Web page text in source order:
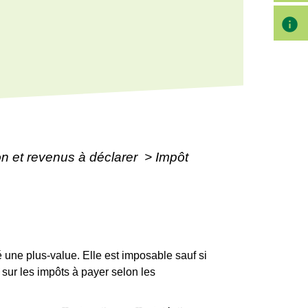
et revenus à déclarer > Impôt
plus-value. Elle est imposable sauf si
sur les impôts à payer selon les
info